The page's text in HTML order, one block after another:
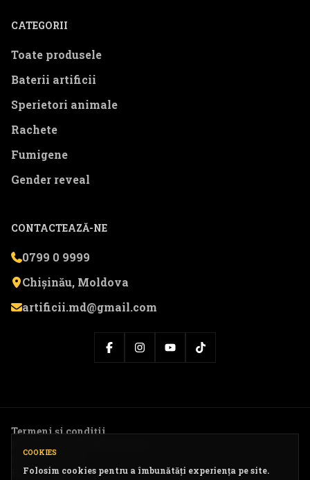
CATEGORII
Toate produsele
Baterii artificii
Sperietori animale
Rachete
Fumigene
Gender reveal
CONTACTEAZĂ-NE
0799 0 9999
Chișinău, Moldova
artificii.md@gmail.com
Termeni și condiții
Livrare și retur
Harta website-ului
COOKIES
Folosim cookies pentru a îmbunătăți experiența pe site.